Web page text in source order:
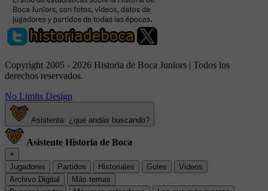
Copyright 2005 - 2026 Historia de Boca Juniors | Todos los
derechos reservados.
No Limits Design
Asistente: ¿qué andás buscando?
Asistente Historia de Boca
×
Jugadores
Partidos Historiales Goles
Videos
Archivo Digital
Más temas